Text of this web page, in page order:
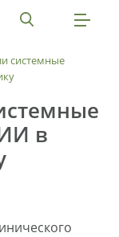
системные
в